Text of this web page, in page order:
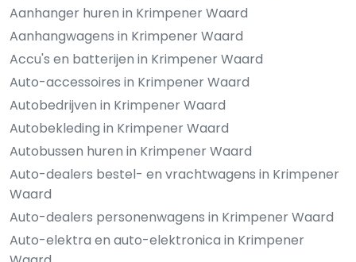
Aanhanger huren in Krimpener Waard
Aanhangwagens in Krimpener Waard
Accu's en batterijen in Krimpener Waard
Auto-accessoires in Krimpener Waard
Autobedrijven in Krimpener Waard
Autobekleding in Krimpener Waard
Autobussen huren in Krimpener Waard
Auto-dealers bestel- en vrachtwagens in Krimpener
Waard
Auto-dealers personenwagens in Krimpener Waard
Auto-elektra en auto-elektronica in Krimpener